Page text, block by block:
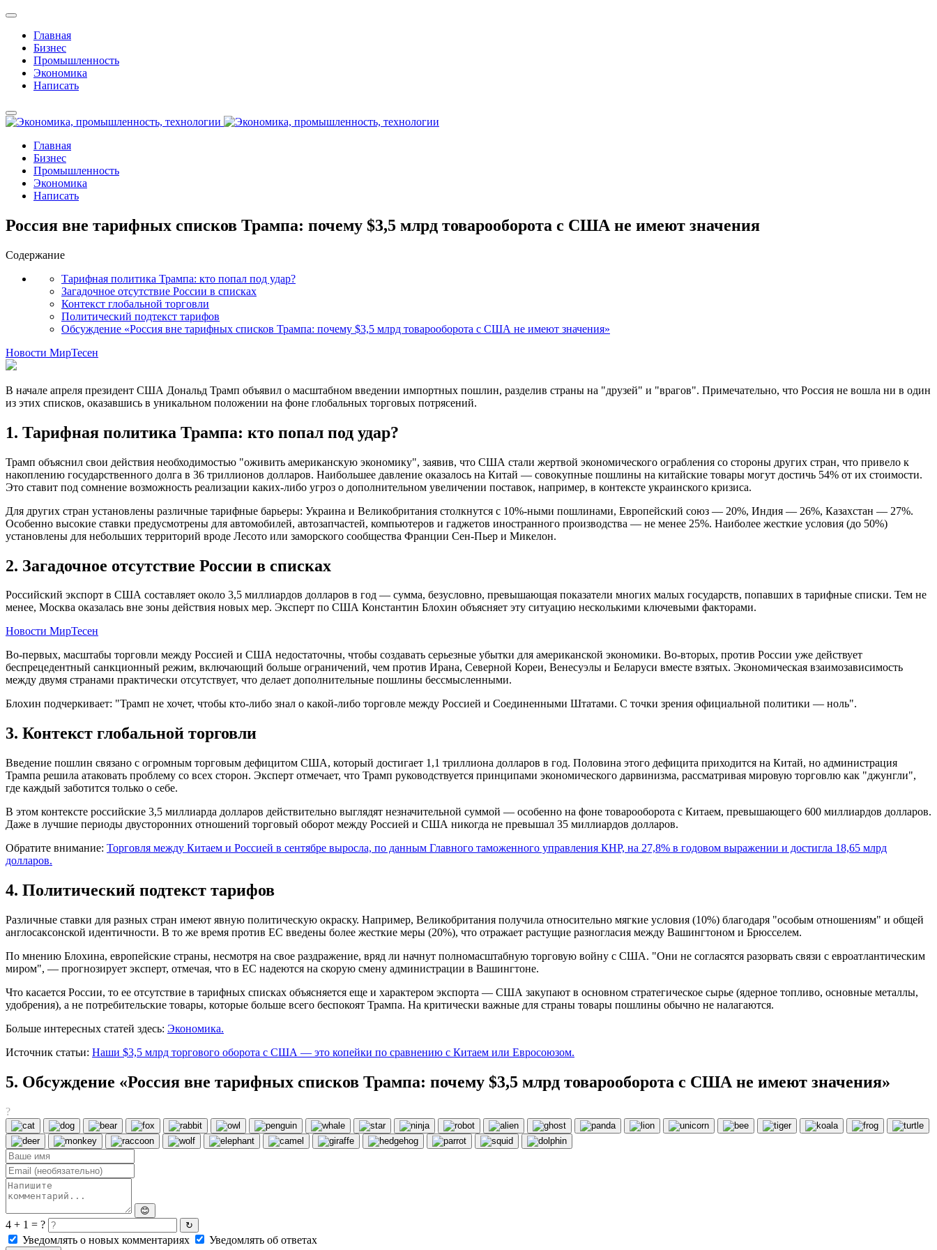
Главная
Бизнес
Промышленность
Экономика
Написать
Главная
Бизнес
Промышленность
Экономика
Написать
Россия вне тарифных списков Трампа: почему $3,5 млрд товарооборота с США не имеют значения
Содержание
Тарифная политика Трампа: кто попал под удар?
Загадочное отсутствие России в списках
Контекст глобальной торговли
Политический подтекст тарифов
Обсуждение «Россия вне тарифных списков Трампа: почему $3,5 млрд товарооборота с США не имеют значения»
Новости МирТесен
В начале апреля президент США Дональд Трамп объявил о масштабном введении импортных пошлин, разделив страны на "друзей" и "врагов". Примечательно, что Россия не вошла ни в один
из этих списков, оказавшись в уникальном положении на фоне глобальных торговых потрясений.
1. Тарифная политика Трампа: кто попал под удар?
Трамп объяснил свои действия необходимостью "оживить американскую экономику", заявив, что США стали жертвой экономического ограбления со стороны других стран, что привело к
накоплению государственного долга в 36 триллионов долларов. Наибольшее давление оказалось на Китай — совокупные пошлины на китайские товары могут достичь 54% от их стоимости.
Это ставит под сомнение возможность реализации каких-либо угроз о дополнительном увеличении поставок, например, в контексте украинского кризиса.
Для других стран установлены различные тарифные барьеры: Украина и Великобритания столкнутся с 10%-ными пошлинами, Европейский союз — 20%, Индия — 26%, Казахстан — 27%.
Особенно высокие ставки предусмотрены для автомобилей, автозапчастей, компьютеров и гаджетов иностранного производства — не менее 25%. Наиболее жесткие условия (до 50%)
установлены для небольших территорий вроде Лесото или заморского сообщества Франции Сен-Пьер и Микелон.
2. Загадочное отсутствие России в списках
Российский экспорт в США составляет около 3,5 миллиардов долларов в год — сумма, безусловно, превышающая показатели многих малых государств, попавших в тарифные списки. Тем не
менее, Москва оказалась вне зоны действия новых мер. Эксперт по США Константин Блохин объясняет эту ситуацию несколькими ключевыми факторами.
Новости МирТесен
Во-первых, масштабы торговли между Россией и США недостаточны, чтобы создавать серьезные убытки для американской экономики. Во-вторых, против России уже действует
беспрецедентный санкционный режим, включающий больше ограничений, чем против Ирана, Северной Кореи, Венесуэлы и Беларуси вместе взятых. Экономическая взаимозависимость
между двумя странами практически отсутствует, что делает дополнительные пошлины бессмысленными.
Блохин подчеркивает: "Трамп не хочет, чтобы кто-либо знал о какой-либо торговле между Россией и Соединенными Штатами. С точки зрения официальной политики — ноль".
3. Контекст глобальной торговли
Введение пошлин связано с огромным торговым дефицитом США, который достигает 1,1 триллиона долларов в год. Половина этого дефицита приходится на Китай, но администрация
Трампа решила атаковать проблему со всех сторон. Эксперт отмечает, что Трамп руководствуется принципами экономического дарвинизма, рассматривая мировую торговлю как "джунгли",
где каждый заботится только о себе.
В этом контексте российские 3,5 миллиарда долларов действительно выглядят незначительной суммой — особенно на фоне товарооборота с Китаем, превышающего 600 миллиардов долларов.
Даже в лучшие периоды двусторонних отношений торговый оборот между Россией и США никогда не превышал 35 миллиардов долларов.
Обратите внимание: Торговля между Китаем и Россией в сентябре выросла, по данным Главного таможенного управления КНР, на 27,8% в годовом выражении и достигла 18,65 млрд
долларов.
4. Политический подтекст тарифов
Различные ставки для разных стран имеют явную политическую окраску. Например, Великобритания получила относительно мягкие условия (10%) благодаря "особым отношениям" и общей
англосаксонской идентичности. В то же время против ЕС введены более жесткие меры (20%), что отражает растущие разногласия между Вашингтоном и Брюсселем.
По мнению Блохина, европейские страны, несмотря на свое раздражение, вряд ли начнут полномасштабную торговую войну с США. "Они не согласятся разорвать связи с евроатлантическим
миром", — прогнозирует эксперт, отмечая, что в ЕС надеются на скорую смену администрации в Вашингтоне.
Что касается России, то ее отсутствие в тарифных списках объясняется еще и характером экспорта — США закупают в основном стратегическое сырье (ядерное топливо, основные металлы,
удобрения), а не потребительские товары, которые больше всего беспокоят Трампа. На критически важные для страны товары пошлины обычно не налагаются.
Больше интересных статей здесь: Экономика.
Источник статьи: Наши $3,5 млрд торгового оборота с США — это копейки по сравнению с Китаем или Евросоюзом.
5. Обсуждение «Россия вне тарифных списков Трампа: почему $3,5 млрд товарооборота с США не имеют значения»
?
😊
4 + 1 = ? ↻
Уведомлять о новых комментариях Уведомлять об ответах